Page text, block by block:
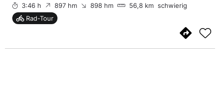
3:46 h 897 hm 898 hm 56,8 km schwierig
Rad-Tour